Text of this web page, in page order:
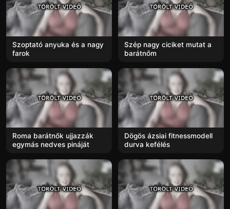
Szoptató anyuka és a nagy
farok
Szép nagy ciciket mutat a
barátnőm
Roma barátnők ujjazzák
egymás nedves pináját
Dögös ázsiai fitnessmodell
durva kefélés